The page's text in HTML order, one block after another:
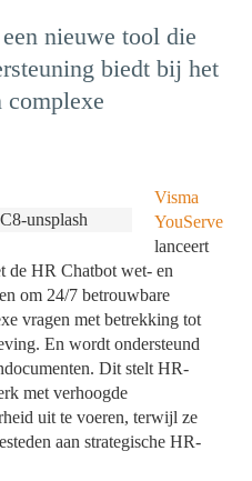
nieuwe tool die
biedt bij het
complexe
Visma
YouServe
lanceert
de HR Chatbot wet- en
om 24/7 betrouwbare
vragen met betrekking tot
En wordt ondersteund
Dit stelt HR-
met verhoogde
uit te voeren, terwijl ze
aan strategische HR-